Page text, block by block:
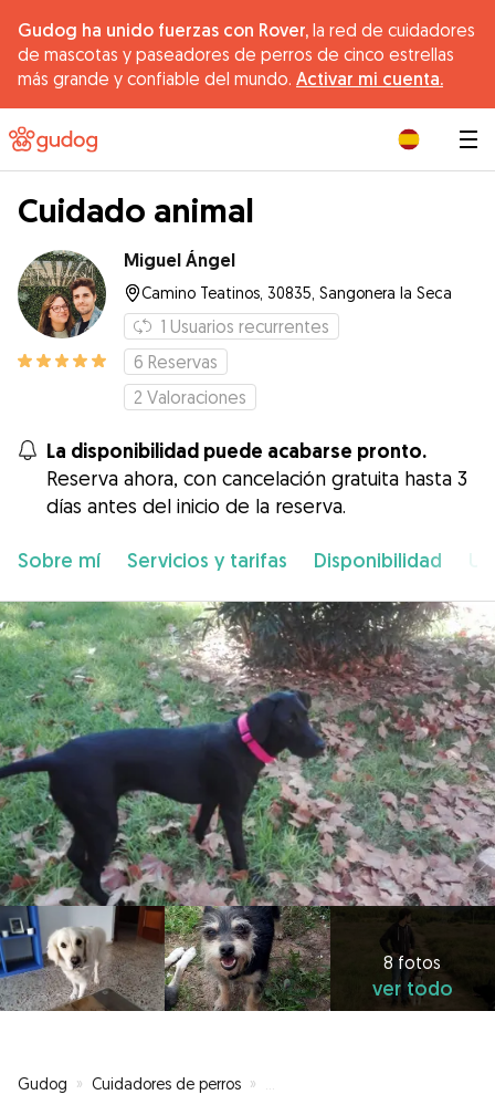
Gudog ha unido fuerzas con Rover, la red de cuidadores
de mascotas y paseadores de perros de cinco estrellas
más grande y confiable del mundo. Activar mi cuenta.
Cuidado animal
Miguel Ángel
Camino Teatinos, 30835, Sangonera la Seca
1 Usuarios recurrentes
6 Reservas
2 Valoraciones
La disponibilidad puede acabarse pronto.
Reserva ahora, con cancelación gratuita hasta 3
días antes del inicio de la reserva.
Sobre mí Servicios y tarifas Disponibilidad
8 fotos
ver todo
Gudog » Cuidadores de perros »